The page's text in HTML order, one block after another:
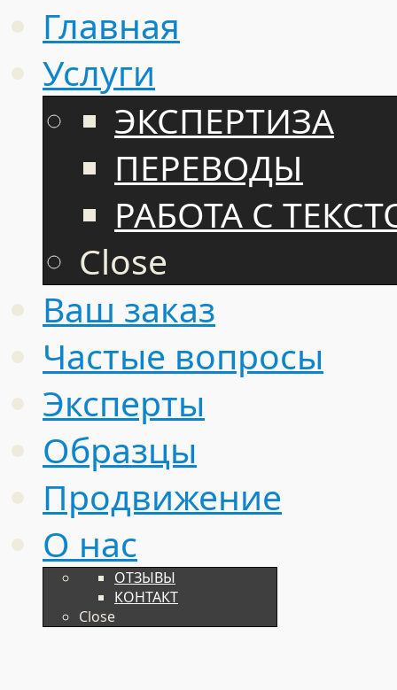
Главная
Услуги
ЭКСПЕРТИЗА
ПЕРЕВОДЫ
РАБОТА С
Close
Ваш заказ
Частые вопросы
Эксперты
Образцы
Продвижение
О нас
ОТЗЫВЫ
КОНТАКТ
Close